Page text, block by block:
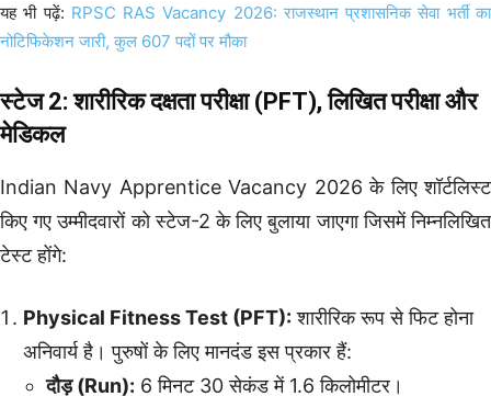
यह भी पढ़ें: RPSC RAS Vacancy 2026: राजस्थान प्रशासनिक सेवा भर्ती का
नोटिफिकेशन जारी, कुल 607 पदों पर मौका
स्टेज 2: शारीरिक दक्षता परीक्षा (PFT), लिखित परीक्षा और
मेडिकल
Indian Navy Apprentice Vacancy 2026 के लिए शॉर्टलिस्ट
किए गए उम्मीदवारों को स्टेज-2 के लिए बुलाया जाएगा जिसमें निम्नलिखित
टेस्ट होंगे:
Physical Fitness Test (PFT): शारीरिक रूप से फिट होना
अनिवार्य है। पुरुषों के लिए मानदंड इस प्रकार हैं:
दौड़ (Run): 6 मिनट 30 सेकंड में 1.6 किलोमीटर।